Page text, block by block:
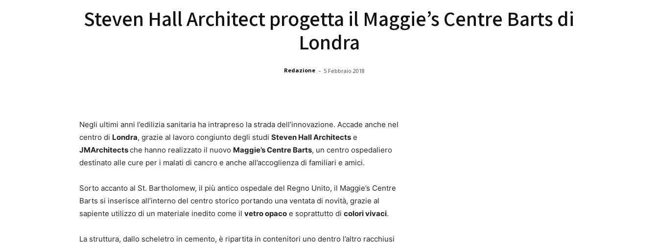
Steven Hall Architect progetta il Maggie’s Centre Barts di
Londra
Redazione - 5 Febbraio 2018
Negli ultimi anni l’edilizia sanitaria ha intrapreso la strada dell’innovazione. Accade anche nel
centro di Londra, grazie al lavoro congiunto degli studi Steven Hall Architects e
JMArchitectsche hanno realizzato il nuovo Maggie’s Centre Barts, un centro ospedaliero
destinato alle cure per i malati di cancro e anche all’accoglienza di familiari e amici.
Sorto accanto al St. Bartholomew, il più antico ospedale del Regno Unito, il Maggie’s Centre
Barts si inserisce all’interno del centro storico portando una ventata di novità, grazie al
sapiente utilizzo di un materiale inedito come il vetro opaco e soprattutto di colori vivaci.
La struttura, dallo scheletro in cemento, è ripartita in contenitori uno dentro l’altro racchiusi